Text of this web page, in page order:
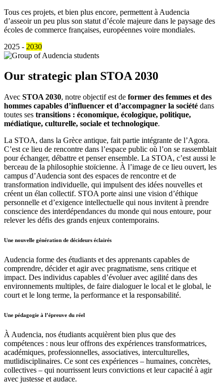
Tous ces projets, et bien plus encore, permettent à Audencia
d’asseoir un peu plus son statut d’école majeure dans le paysage des
écoles de commerce françaises, européennes voire mondiales.
2025 - 2030
Our strategic plan STOA 2030
Avec STOA 2030, notre objectif est de former des femmes et des
hommes capables d’influencer et d’accompagner la société dans
toutes ses transitions : économique, écologique, politique,
médiatique, culturelle, sociale et technologique.
La STOA, dans la Grèce antique, fait partie intégrante de l’Agora.
C’est ce lieu de rencontre dans l’espace public où l’on se rassemblait
pour échanger, débattre et penser ensemble. La STOA, c’est aussi le
berceau de la philosophie stoïcienne. À l’image de ce lieu ouvert, les
campus d’Audencia sont des espaces de rencontre et de
transformation individuelle, qui impulsent des idées nouvelles et
créent un élan collectif. STOA porte ainsi une vision d’éthique
personnelle et d’exigence intellectuelle qui nous invitent à prendre
conscience des interdépendances du monde qui nous entoure, pour
relever les défis des grands enjeux contemporains.
Une nouvelle génération de décideurs éclairés
Audencia forme des étudiants et des apprenants capables de
comprendre, décider et agir avec pragmatisme, sens critique et
impact. Des individus capables d’évoluer avec agilité dans des
environnements multiples, de faire dialoguer le local et le global, le
court et le long terme, la performance et la responsabilité.
Une pédagogie à l’épreuve du réel
À Audencia, nos étudiants acquièrent bien plus que des
compétences : nous leur offrons des expériences transformatrices,
académiques, professionnelles, associatives, interculturelles,
mutlidisciplinaires. Ce sont ces expériences – humaines, concrètes,
collectives – qui nourrissent leurs convictions et leur capacité à agir
avec justesse et audace.